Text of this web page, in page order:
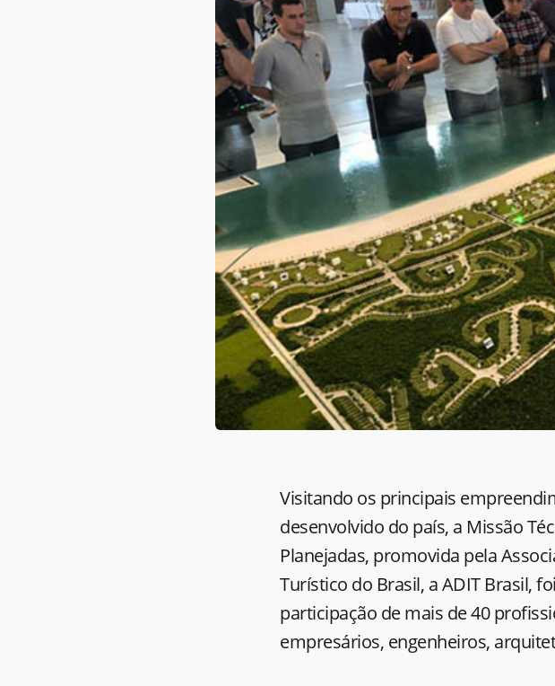
Visitando os principais
desenvolvido do país, a Missão
Planejadas, promovida pela
Turístico do Brasil, a ADIT Brasil,
participação de mais de 40
empresários, engenheiros,